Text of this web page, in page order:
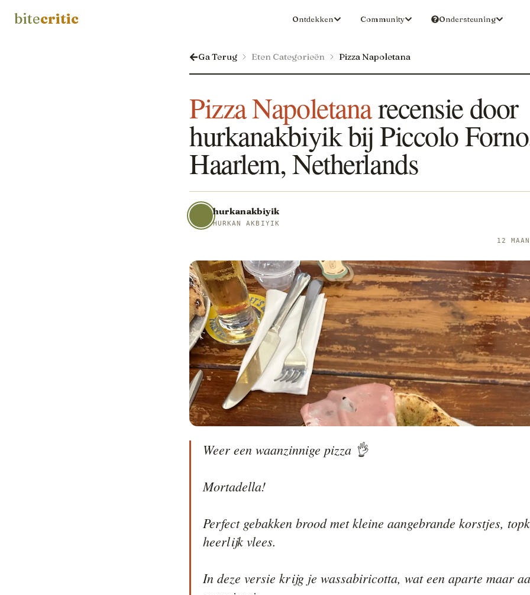
bitecritic Ontdekken Community Ondersteuning
Ga Terug Eten Categorieën Pizza Napoletana
Pizza Napoletanarecensie door
hurkanakbiyik bij Piccolo
Haarlem, Netherlands
hurkanakbiyik
HURKAN AKBIYIK
12
Weer een waanzinnige pizza 👌
Mortadella!
Perfect gebakken brood met kleine aangebrande korstjes,
heerlijk vlees.
In deze versie krijg je wassabiricotta, wat een aparte maar